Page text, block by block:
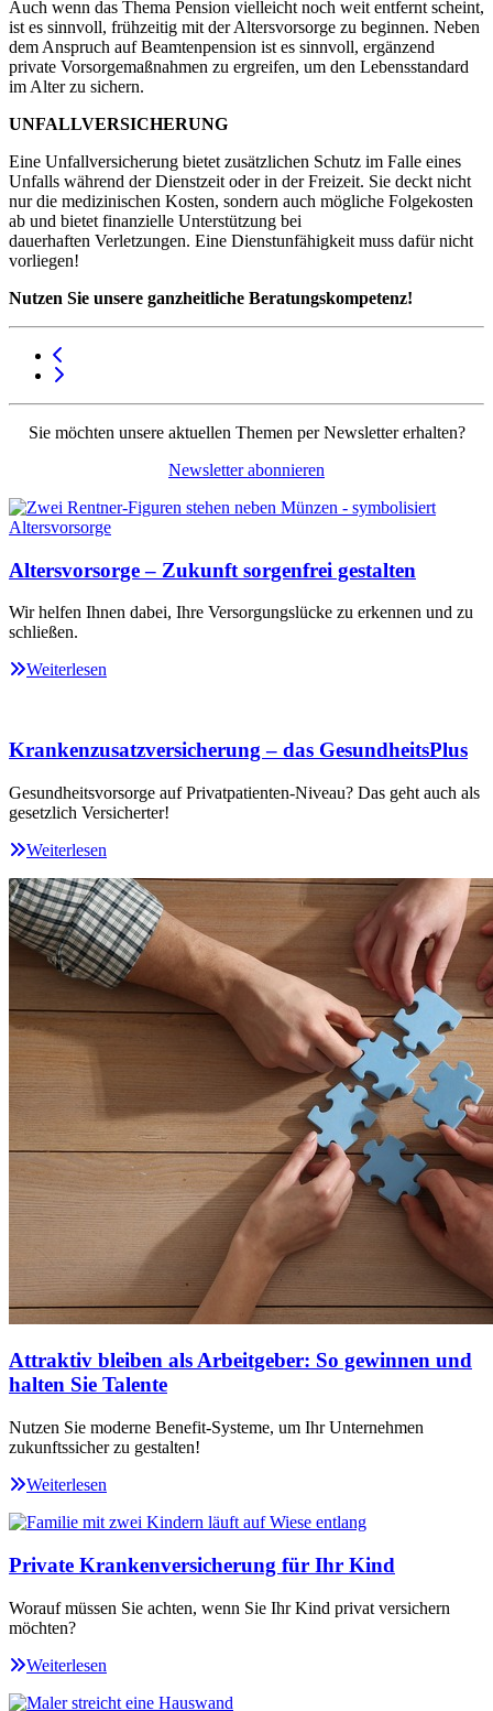
Auch wenn das Thema Pension vielleicht noch weit entfernt scheint,
ist es sinnvoll, frühzeitig mit der Altersvorsorge zu beginnen. Neben
dem Anspruch auf Beamtenpension ist es sinnvoll, ergänzend
private Vorsorgemaßnahmen zu ergreifen, um den Lebensstandard
im Alter zu sichern.
UNFALLVERSICHERUNG
Eine Unfallversicherung bietet zusätzlichen Schutz im Falle eines
Unfalls während der Dienstzeit oder in der Freizeit. Sie deckt nicht
nur die medizinischen Kosten, sondern auch mögliche Folgekosten
ab und bietet finanzielle Unterstützung bei
dauerhaften Verletzungen. Eine Dienstunfähigkeit muss dafür nicht
vorliegen!
Nutzen Sie unsere ganzheitliche Beratungskompetenz!
Sie möchten unsere aktuellen Themen per Newsletter erhalten?
Newsletter abonnieren
Altersvorsorge – Zukunft sorgenfrei gestalten
Wir helfen Ihnen dabei, Ihre Versorgungslücke zu erkennen und zu
schließen.
Weiterlesen
Krankenzusatzversicherung – das GesundheitsPlus
Gesundheitsvorsorge auf Privatpatienten-Niveau? Das geht auch als
gesetzlich Versicherter!
Weiterlesen
Attraktiv bleiben als Arbeitgeber: So gewinnen und
halten Sie Talente
Nutzen Sie moderne Benefit-Systeme, um Ihr Unternehmen
zukunftssicher zu gestalten!
Weiterlesen
Private Krankenversicherung für Ihr Kind
Worauf müssen Sie achten, wenn Sie Ihr Kind privat versichern
möchten?
Weiterlesen